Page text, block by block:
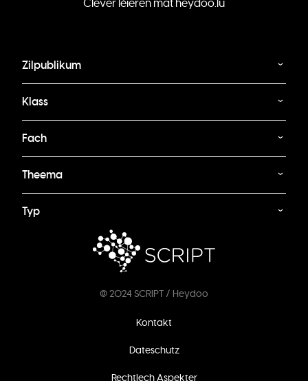
Clever léieren mat heydoo.lu
Zilpublikum
Klass
Fach
Theema
Typ
@ 2024 SCRIPT / Heydoo
Kontakt
Dateschutz
Rechtlech Aspekter